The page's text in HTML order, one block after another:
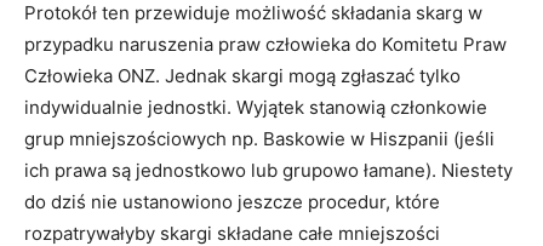
Protokół ten przewiduje możliwość składania skarg w
przypadku naruszenia praw człowieka do Komitetu Praw
Człowieka ONZ. Jednak skargi mogą zgłaszać tylko
indywidualnie jednostki. Wyjątek stanowią członkowie
grup mniejszościowych np. Baskowie w Hiszpanii (jeśli
ich prawa są jednostkowo lub grupowo łamane). Niestety
do dziś nie ustanowiono jeszcze procedur, które
rozpatrywałyby skargi składane całe mniejszości